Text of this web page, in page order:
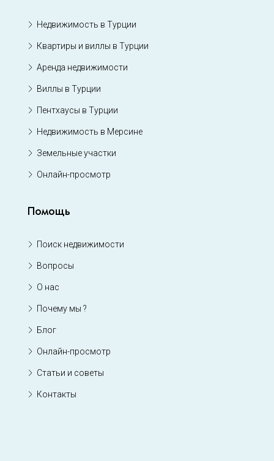
Недвижимость в Турции
Квартиры и виллы в Турции
Аренда недвижимости
Виллы в Турции
Пентхаусы в Турции
Недвижимость в Мерсине
Земельные участки
Онлайн-просмотр
Помощь
Поиск недвижимости
Вопросы
О нас
Почему мы ?
Блог
Онлайн-просмотр
Статьи и советы
Контакты